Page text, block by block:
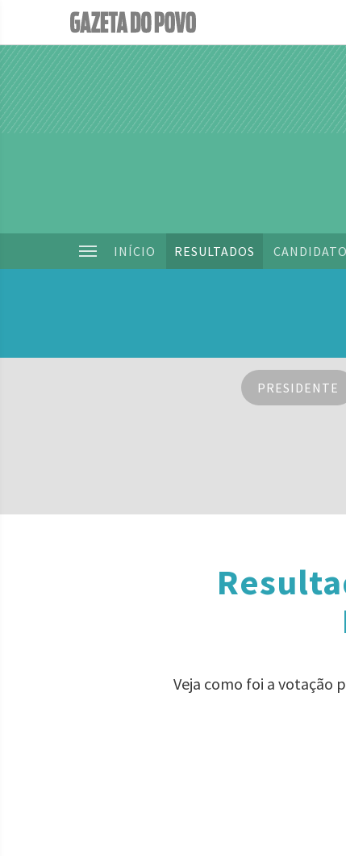
INÍCIO RESULTADOS
PRESIDENTE
Veja como foi a votação